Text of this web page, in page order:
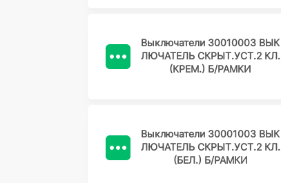
Выключатели 30010003 ВЫК
ЛЮЧАТЕЛЬ СКРЫТ.УСТ.2 КЛ.
(КРЕМ.) Б/РАМКИ
Выключатели 30001003 ВЫК
ЛЮЧАТЕЛЬ СКРЫТ.УСТ.2 КЛ.
(БЕЛ.) Б/РАМКИ